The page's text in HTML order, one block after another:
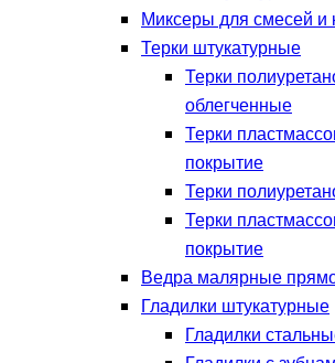
Миксеры для смесей и
Терки штукатурные
Терки
облегченные
Терки
покрытие
Терки
Терки
покрытие
Ведра малярные
Гладилки штукатурные
Гладилки